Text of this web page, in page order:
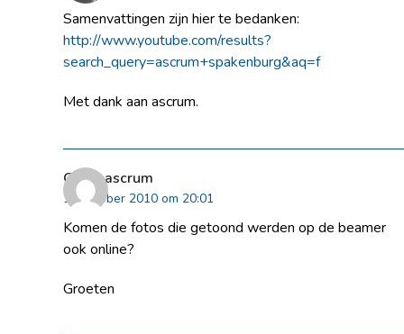
Samenvattingen zijn hier te bedanken:
http://www.youtube.com/results?
search_query=ascrum+spakenburg&aq=f
Met dank aan ascrum.
Geert ascrum
19 oktober 2010 om 20:01
Komen de fotos die getoond werden op de beamer
ook online?
Groeten